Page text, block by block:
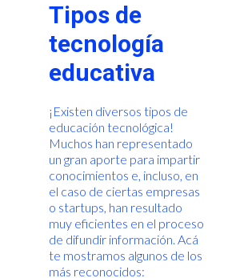
Tipos de
tecnología
educativa
¡Existen diversos tipos de
educación tecnológica!
Muchos han representado
un gran aporte para impartir
conocimientos e, incluso, en
el caso de ciertas empresas
o startups, han resultado
muy eficientes en el proceso
de difundir información. Acá
te mostramos algunos de los
más reconocidos: